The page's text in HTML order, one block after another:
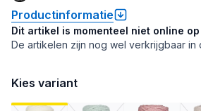
Productinformatie
Dit artikel is momenteel niet online
De artikelen zijn nog wel verkrijgbaar in
Kies variant